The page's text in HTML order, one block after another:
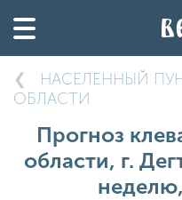
НАСЕЛЕННЫЙ
ОБЛАСТИ
Прогноз
области, г.